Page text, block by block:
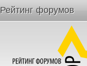
Рейтинг форумов